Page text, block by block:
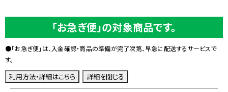
「お急ぎ便」の対象商品です。
●「お急ぎ便」は、入金確認・商品の準備が完了次第、早急に配送するサービスで
す。